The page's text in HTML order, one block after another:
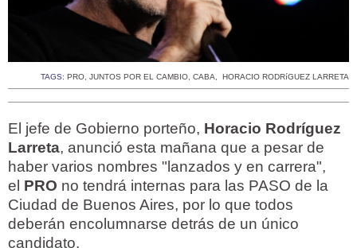
TAGS: PRO, JUNTOS POR EL CAMBIO, CABA, HORACIO RODRíGUEZ LARRETA
El jefe de Gobierno porteño, Horacio Rodríguez
Larreta, anunció esta mañana que a pesar de
haber varios nombres "lanzados y en carrera",
el PRO no tendrá internas para las PASO de la
Ciudad de Buenos Aires, por lo que todos
deberán encolumnarse detrás de un único
candidato.